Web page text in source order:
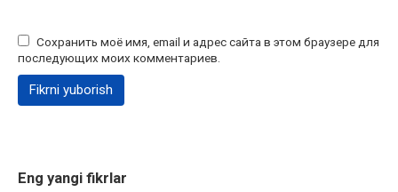
Сохранить моё имя, email и адрес сайта в этом браузере для
последующих моих комментариев.
Eng yangi fikrlar